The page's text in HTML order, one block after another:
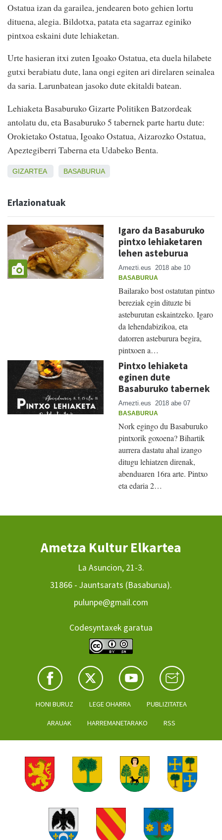
Ostatua izan da garailea, jendearen boto gehien lortu
dituena, alegia. Bildotxa, patata eta sagarraz eginiko
pintxoa eskaini dute lehiaketan.
Urte hasieran itxi zuten Igoako Ostatua, eta duela hilabete
gutxi berabiatu dute, lana ongi egiten ari direlaren seinalea
da saria. Larunbatean jasoko dute ekitaldi batean.
Lehiaketa Basaburuko Gizarte Politiken Batzordeak
antolatu du, eta Basaburuko 5 tabernek parte hartu dute:
Orokietako Ostatua, Igoako Ostatua, Aizarozko Ostatua,
Apeztegiberri Taberna eta Udabeko Benta.
GIZARTEA BASABURUA
Erlazionatuak
Igaro da Basaburuko
pintxo lehiaketaren
lehen asteburua
Amezti.eus 2018 abe 10
BASABURUA
Bailarako bost ostatutan pintxo
bereziak egin dituzte bi
asteburutan eskaintzeko. Igaro
da lehendabizikoa, eta
datorren asteburura begira,
pintxoen a…
Pintxo lehiaketa
eginen dute
Basaburuko tabernek
Amezti.eus 2018 abe 07
BASABURUA
Nork egingo du Basaburuko
pintxorik goxoena? Bihartik
aurrera dastatu ahal izango
ditugu lehiatzen direnak,
abenduaren 16ra arte. Pintxo
eta edaria 2…
Ametza Kultur Elkartea
La Asuncion, 21-3.
31866 - Jauntsarats (Basaburua).
pulunpe@gmail.com
Codesyntaxek garatua
HONI BURUZ LEGE OHARRA PUBLIZITATEA
ARAUAK HARREMANETARAKO RSS